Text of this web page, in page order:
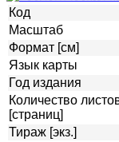
Код
Масштаб
Формат [см]
Язык карты
Год издания
Количество
[страниц]
Тираж [экз.]